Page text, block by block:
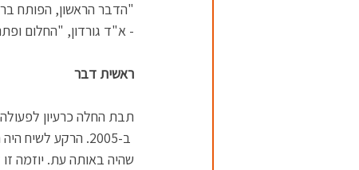
"הדבר הראשון, הפותח
- א"ד גורדון, "החלום
ראשית דבר
תבת החלה כרעיון
ב-2005. הרקע
שהיה באותה עת. יוזמה